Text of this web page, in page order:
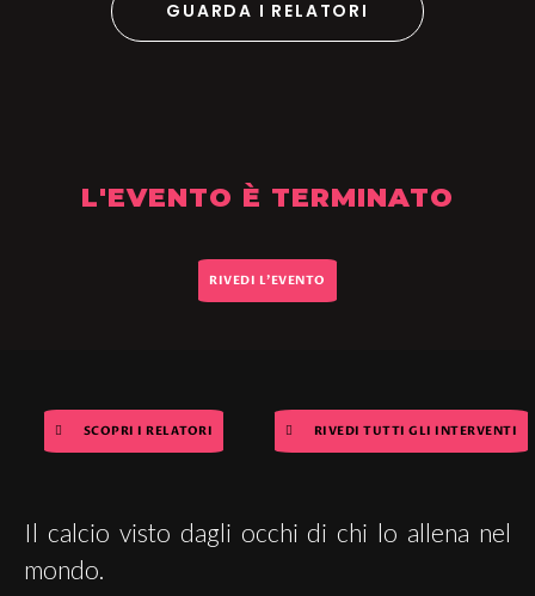
GUARDA I RELATORI
L'EVENTO È TERMINATO
RIVEDI L'EVENTO
SCOPRI I RELATORI RIVEDI TUTTI GLI INTERVENTI
Il calcio visto dagli occhi di chi lo allena nel
mondo.